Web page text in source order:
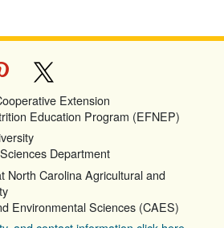
Extension
Education Program (EFNEP)
Department
North Carolina Agricultural and
Environmental Sciences (CAES)